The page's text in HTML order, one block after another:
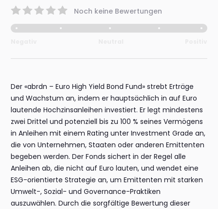
Noch keine Bewertungen
Der «abrdn – Euro High Yield Bond Fund» strebt Erträge
und Wachstum an, indem er hauptsächlich in auf Euro
lautende Hochzinsanleihen investiert. Er legt mindestens
zwei Drittel und potenziell bis zu 100 % seines Vermögens
in Anleihen mit einem Rating unter Investment Grade an,
die von Unternehmen, Staaten oder anderen Emittenten
begeben werden. Der Fonds sichert in der Regel alle
Anleihen ab, die nicht auf Euro lauten, und wendet eine
ESG-orientierte Strategie an, um Emittenten mit starken
Umwelt-, Sozial- und Governance-Praktiken
auszuwählen. Durch die sorgfältige Bewertung dieser